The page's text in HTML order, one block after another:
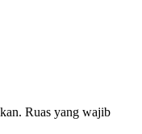
Ruas yang wajib